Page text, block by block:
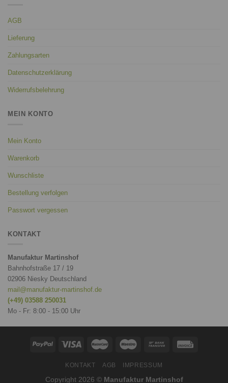
AGB
Lieferung
Zahlungsarten
Datenschutzerklärung
Widerrufsbelehrung
MEIN KONTO
Mein Konto
Warenkorb
Wunschliste
Bestellung verfolgen
Passwort vergessen
KONTAKT
Manufaktur Martinshof
Bahnhofstraße 17 / 19
02906 Niesky Deutschland
mail@manufaktur-martinshof.de
(+49) 03588 250031
Mo - Fr: 8:00 - 15:00 Uhr
KONTAKT AGB IMPRESSUM
Copyright 2026 © Manufaktur Martinshof